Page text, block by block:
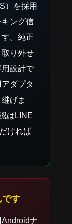
）を採用
キング信
。純正
り外せ
設計で
ダプタ
げま
はLINE
ければ
です
ナ